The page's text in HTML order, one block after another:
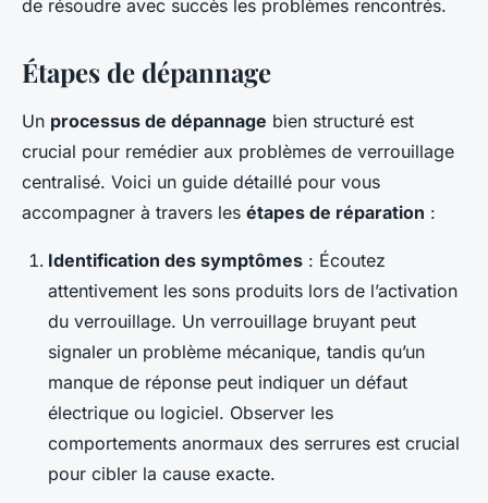
de résoudre avec succès les problèmes rencontrés.
Étapes de dépannage
Un processus de dépannage bien structuré est
crucial pour remédier aux problèmes de verrouillage
centralisé. Voici un guide détaillé pour vous
accompagner à travers les étapes de réparation :
Identification des symptômes : Écoutez
attentivement les sons produits lors de l’activation
du verrouillage. Un verrouillage bruyant peut
signaler un problème mécanique, tandis qu’un
manque de réponse peut indiquer un défaut
électrique ou logiciel. Observer les
comportements anormaux des serrures est crucial
pour cibler la cause exacte.